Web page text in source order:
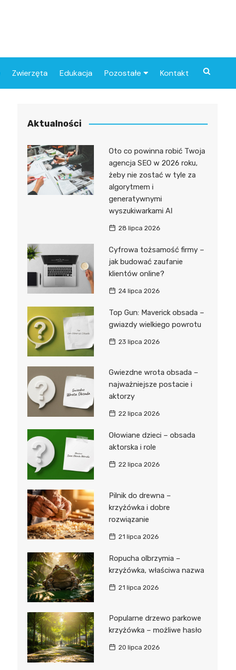
Zwierzęta Edukacja Pozostałe Kontakt
Aktualności
Oto co powinna robić Twoja
agencja SEO w 2026 roku,
żeby nie zostać w tyle za
algorytmem i
generatywnymi
wyszukiwarkami AI
28 lipca 2026
Cyfrowa tożsamość firmy –
jak budować zaufanie
klientów online?
24 lipca 2026
Top Gun: Maverick obsada –
gwiazdy wielkiego powrotu
23 lipca 2026
Gwiezdne wrota obsada –
najważniejsze postacie i
aktorzy
22 lipca 2026
Ołowiane dzieci – obsada
aktorska i role
22 lipca 2026
Pilnik do drewna –
krzyżówka i dobre
rozwiązanie
21 lipca 2026
Ropucha olbrzymia –
krzyżówka, właściwa nazwa
21 lipca 2026
Popularne drzewo parkowe
krzyżówka – możliwe hasło
20 lipca 2026